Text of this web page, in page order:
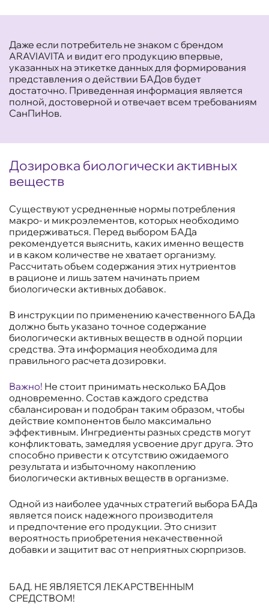
Даже если потребитель не знаком с брендом
ARAVIAVITA и видит его продукцию впервые,
указанных на этикетке данных для формирования
представления о действии БАДов будет
достаточно. Приведенная информация является
полной, достоверной и отвечает всем требованиям
СанПиНов.
Дозировка биологически активных
веществ
Существуют усредненные нормы потребления
макро- и микроэлементов, которых необходимо
придерживаться. Перед выбором БАДа
рекомендуется выяснить, каких именно веществ
и в каком количестве не хватает организму.
Рассчитать объем содержания этих нутриентов
в рационе и лишь затем начинать прием
биологически активных добавок.
В инструкции по применению качественного БАДа
должно быть указано точное содержание
биологически активных веществ в одной порции
средства. Эта информация необходима для
правильного расчета дозировки.
Важно! Не стоит принимать несколько БАДов
одновременно. Состав каждого средства
сбалансирован и подобран таким образом, чтобы
действие компонентов было максимально
эффективным. Ингредиенты разных средств могут
конфликтовать, замедляя усвоение друг друга. Это
способно привести к отсутствию ожидаемого
результата и избыточному накоплению
биологически активных веществ в организме.
Одной из наиболее удачных стратегий выбора БАДа
является поиск надежного производителя
и предпочтение его продукции. Это снизит
вероятность приобретения некачественной
добавки и защитит вас от неприятных сюрпризов.
БАД. НЕ ЯВЛЯЕТСЯ ЛЕКАРСТВЕННЫМ
СРЕДСТВОМ!